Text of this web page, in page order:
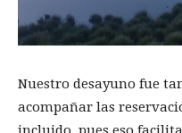
Nuestro desayuno fue
acompañar las